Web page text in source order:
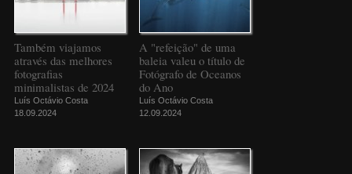
Também viajamos
através das melhores
fotografias
minimalistas de 2024
Luís Octávio Costa
18.09.2024
A "refeição" de uma
baleia valeu o título de
Fotógrafo de Oceanos
do Ano
Luís Octávio Costa
12.09.2024